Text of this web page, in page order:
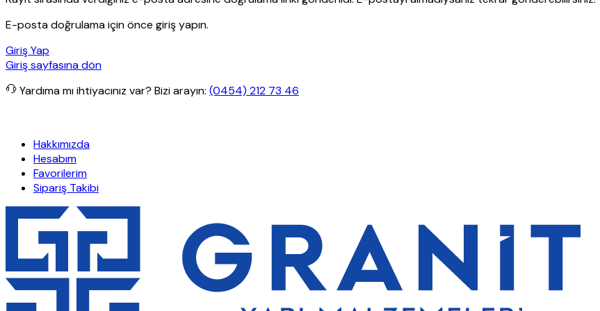
E-posta doğrulama için önce giriş yapın.
Giriş Yap
Giriş sayfasına dön
Yardıma mı ihtiyacınız var? Bizi arayın: (0454) 212 73 46
Hakkımızda
Hesabım
Favorilerim
Sipariş Takibi